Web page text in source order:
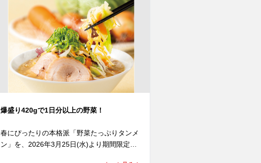
*1 無料クーポンご使用の際は、「京都背脂醤
油ラーメン(並)」以外のラーメンも差額をお
支払いいただくことでご注文が可能です。
*2 無料クーポンの引き換えには必ずラーメン
魁力屋公式アプリのダウンロードと会員登録
が必要です。
のスタミナ背脂が食べごたえのある中太スト
レート麺にしっかりと絡み、一口目からやみ
つきになること間違いなし。
今年はそこに、やわらかな豚バラチャーシュ
ー、にんにく、にら、卵を加え、ボリューム
とパンチ力を一段と高めました。
まずは下から豪快に混ぜて、そのままの味
そのあとは、お酢でさっぱりと、ラー油でピ
極めつけは、にんにくや魁力屋特製ヤンニン
ジャンでスタミナ全開の一杯へ。
爆盛り420gで1日分以上の野菜！
春にぴったりの本格派「野菜たっぷりタンメ
ン」を、2026年3月25日(水)より期間限定で